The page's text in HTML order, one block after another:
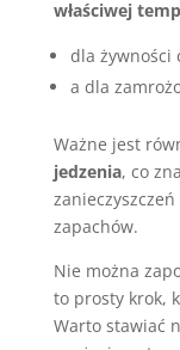
właściwej
dla żywności
a dla
Ważne jest
jedzenia, co
zapachów.
Nie można
to prosty krok,
Warto stawiać